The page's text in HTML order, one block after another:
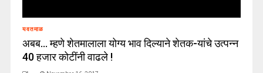
यवतमाळ
अबब… म्हणे शेतमालाला योग्य भाव दिल्याने शेतक-यांचे उत्पन्न
40 हजार कोटींनी वाढले !